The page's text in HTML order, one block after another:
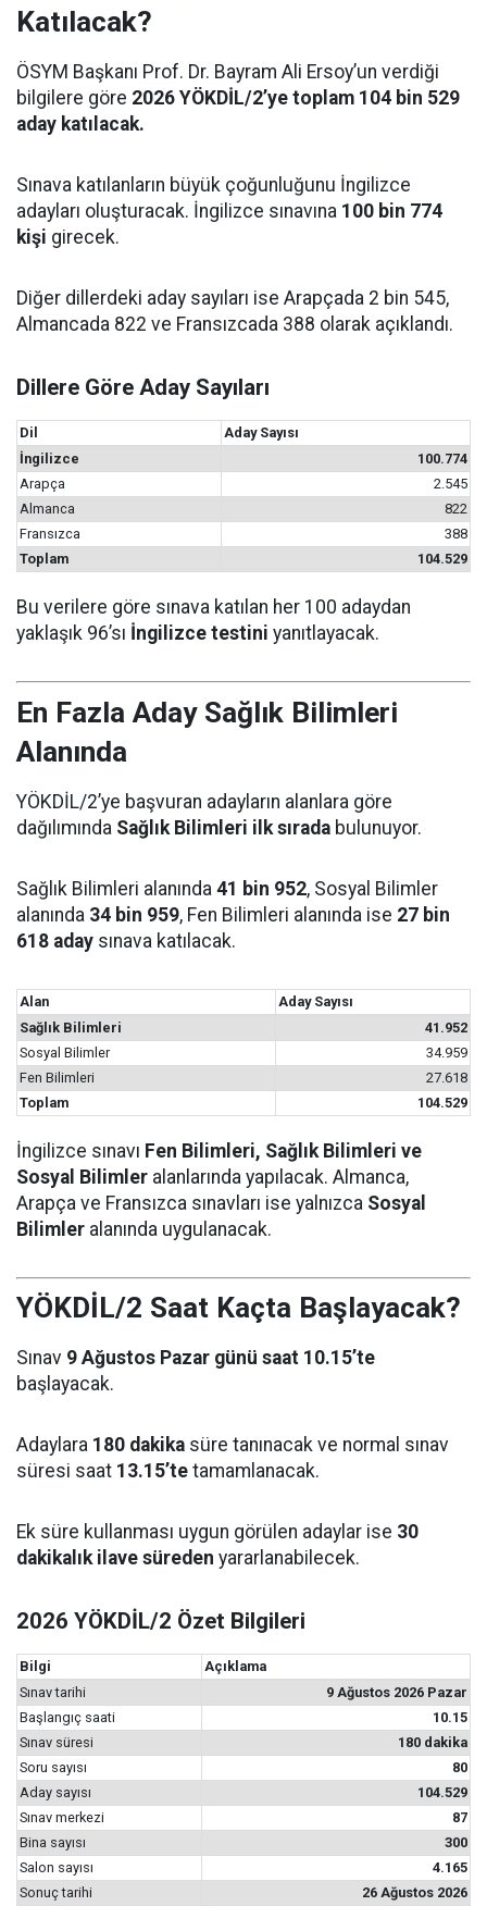
Katılacak?
ÖSYM Başkanı Prof. Dr. Bayram Ali Ersoy’un verdiği
bilgilere göre 2026 YÖKDİL/2’ye toplam 104 bin 529
aday katılacak.
Sınava katılanların büyük çoğunluğunu İngilizce
adayları oluşturacak. İngilizce sınavına 100 bin 774
kişi girecek.
Diğer dillerdeki aday sayıları ise Arapçada 2 bin 545,
Almancada 822 ve Fransızcada 388 olarak açıklandı.
Dillere Göre Aday Sayıları
Dil
Aday Sayısı
İngilizce
100.774
Arapça
2.545
Almanca
822
Fransızca
388
Toplam
104.529
Bu verilere göre sınava katılan her 100 adaydan
yaklaşık 96’sı İngilizce testini yanıtlayacak.
En Fazla Aday Sağlık Bilimleri
Alanında
YÖKDİL/2’ye başvuran adayların alanlara göre
dağılımında Sağlık Bilimleri ilk sırada bulunuyor.
Sağlık Bilimleri alanında 41 bin 952, Sosyal Bilimler
alanında 34 bin 959, Fen Bilimleri alanında ise 27 bin
618 aday sınava katılacak.
Alan
Aday Sayısı
Sağlık Bilimleri
41.952
Sosyal Bilimler
34.959
Fen Bilimleri
27.618
Toplam
104.529
İngilizce sınavı Fen Bilimleri, Sağlık Bilimleri ve
Sosyal Bilimler alanlarında yapılacak. Almanca,
Arapça ve Fransızca sınavları ise yalnızca Sosyal
Bilimler alanında uygulanacak.
YÖKDİL/2 Saat Kaçta Başlayacak?
Sınav 9 Ağustos Pazar günü saat 10.15’te
başlayacak.
Adaylara 180 dakika süre tanınacak ve normal sınav
süresi saat 13.15’te tamamlanacak.
Ek süre kullanması uygun görülen adaylar ise 30
dakikalık ilave süreden yararlanabilecek.
2026 YÖKDİL/2 Özet Bilgileri
Bilgi
Açıklama
Sınav tarihi
9 Ağustos 2026 Pazar
Başlangıç saati
10.15
Sınav süresi
180 dakika
Soru sayısı
80
Aday sayısı
104.529
Sınav merkezi
87
Bina sayısı
300
Salon sayısı
4.165
Sonuç tarihi
26 Ağustos 2026